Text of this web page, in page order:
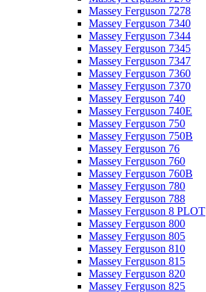
Massey Ferguson 7278
Massey Ferguson 7340
Massey Ferguson 7344
Massey Ferguson 7345
Massey Ferguson 7347
Massey Ferguson 7360
Massey Ferguson 7370
Massey Ferguson 740
Massey Ferguson 740E
Massey Ferguson 750
Massey Ferguson 750B
Massey Ferguson 76
Massey Ferguson 760
Massey Ferguson 760B
Massey Ferguson 780
Massey Ferguson 788
Massey Ferguson 8 PLOT
Massey Ferguson 800
Massey Ferguson 805
Massey Ferguson 810
Massey Ferguson 815
Massey Ferguson 820
Massey Ferguson 825